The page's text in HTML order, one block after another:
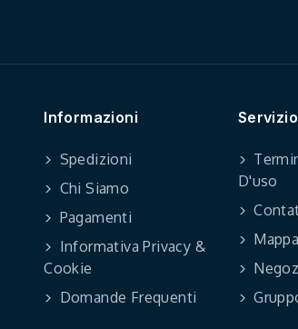
Informazioni
Spedizioni
Chi Siamo
Pagamenti
Informativa Privacy &
Cookie
Domande Frequenti
D'uso